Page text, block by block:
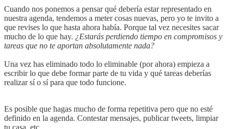
Cuando nos ponemos a pensar qué debería estar representado en
nuestra agenda, tendemos a meter cosas nuevas, pero yo te invito a
que revises lo que hasta ahora había. Porque tal vez necesites sacar
mucho de lo que hay. ¿Estarás perdiendo tiempo en compromisos y
tareas que no te aportan absolutamente nada?
Una vez has eliminado todo lo eliminable (por ahora) empieza a
escribir lo que debe formar parte de tu vida y qué tareas deberías
realizar sí o sí para que todo funcione.
Es posible que hagas mucho de forma repetitiva pero que no esté
definido en la agenda. Contestar mensajes, publicar tweets, limpiar
tu casa, etc...